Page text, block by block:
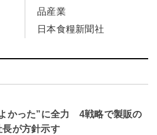
品産業
日本食糧新聞社
かった”に全力 4戦略で製販の
が方針示す